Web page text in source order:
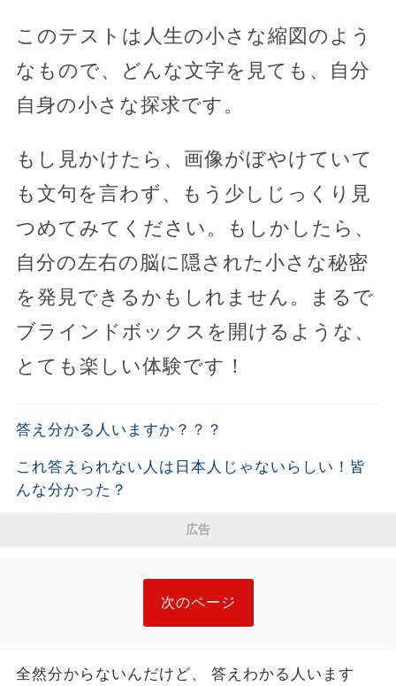
このテストは人生の小さな縮図のよう
なもので、どんな文字を見ても、自分
自身の小さな探求です。
もし見かけたら、画像がぼやけていて
も文句を言わず、もう少しじっくり見
つめてみてください。もしかしたら、
自分の左右の脳に隠された小さな秘密
を発見できるかもしれません。まるで
ブラインドボックスを開けるような、
とても楽しい体験です！
答え分かる人いますか？？？
これ答えられない人は日本人じゃないらしい￼！皆
んな分かった？
広告
次のページ
全然分からないんだけど、 答えわかる人います